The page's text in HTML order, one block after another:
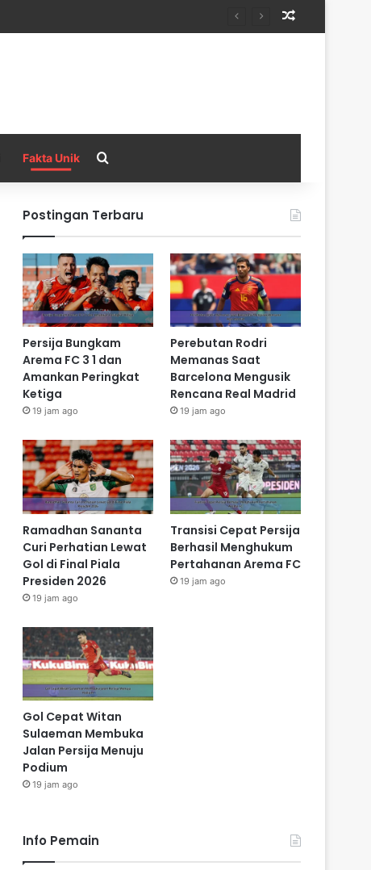
Fakta Unik
Postingan Terbaru
Persija Bungkam
Arema FC 3 1 dan
Amankan Peringkat
Ketiga
19 jam ago
Perebutan Rodri
Memanas Saat
Barcelona Mengusik
Rencana Real Madrid
19 jam ago
Ramadhan Sananta
Curi Perhatian Lewat
Gol di Final Piala
Presiden 2026
19 jam ago
Transisi Cepat Persija
Berhasil Menghukum
Pertahanan Arema FC
19 jam ago
Gol Cepat Witan
Sulaeman Membuka
Jalan Persija Menuju
Podium
19 jam ago
Info Pemain